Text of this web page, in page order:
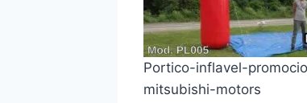
Portico-inflavel-
mitsubishi-motors